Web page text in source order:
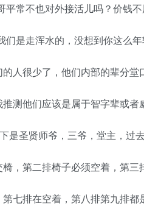
平常不也对外接活儿吗？价钱
们是走浑水的，没想到你这么
人很少了，他们内部的辈分
测他们应该是属于智字辈或者
是圣贤师爷，三爷，堂主，
，第二排椅子必须空着，第
七排在空着，第八排第九排都